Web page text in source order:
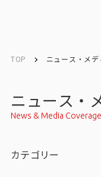
TOP ニュース・メ
ニュース・
News & Media Coverage
カテゴリー